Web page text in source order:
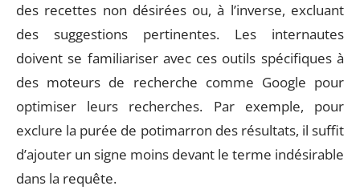
des recettes non désirées ou, à l’inverse, excluant
des suggestions pertinentes. Les internautes
doivent se familiariser avec ces outils spécifiques à
des moteurs de recherche comme Google pour
optimiser leurs recherches. Par exemple, pour
exclure la purée de potimarron des résultats, il suffit
d’ajouter un signe moins devant le terme indésirable
dans la requête.